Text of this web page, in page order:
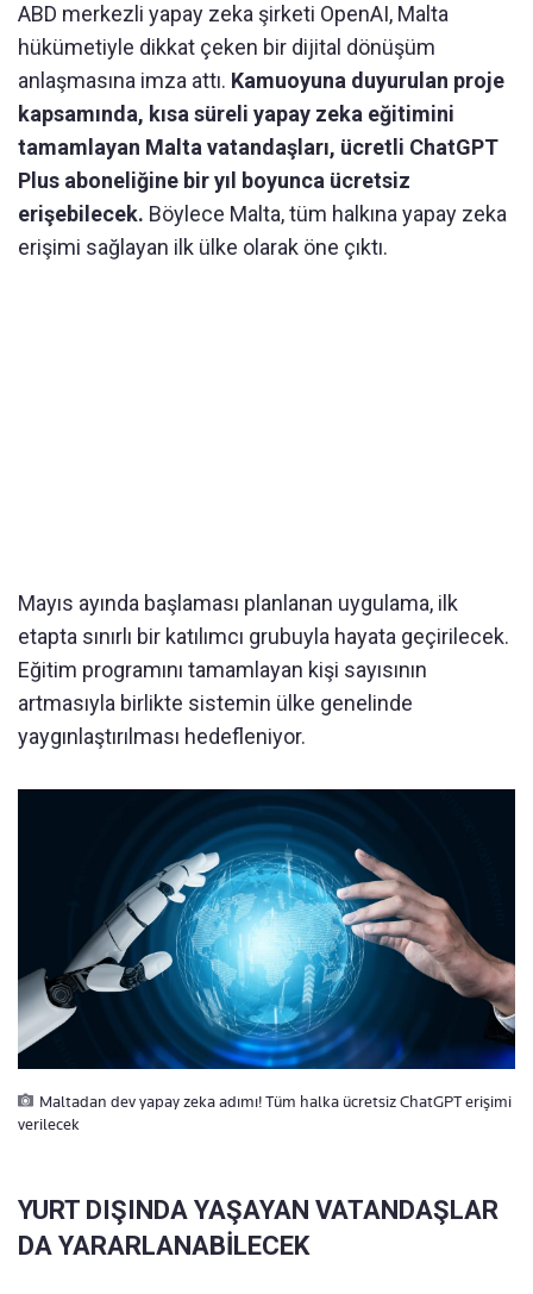
ABD merkezli yapay zeka şirketi OpenAI, Malta
hükümetiyle dikkat çeken bir dijital dönüşüm
anlaşmasına imza attı. Kamuoyuna duyurulan proje
kapsamında, kısa süreli yapay zeka eğitimini
tamamlayan Malta vatandaşları, ücretli ChatGPT
Plus aboneliğine bir yıl boyunca ücretsiz
erişebilecek. Böylece Malta, tüm halkına yapay zeka
erişimi sağlayan ilk ülke olarak öne çıktı.
Mayıs ayında başlaması planlanan uygulama, ilk
etapta sınırlı bir katılımcı grubuyla hayata geçirilecek.
Eğitim programını tamamlayan kişi sayısının
artmasıyla birlikte sistemin ülke genelinde
yaygınlaştırılması hedefleniyor.
Maltadan dev yapay zeka adımı! Tüm halka ücretsiz ChatGPT erişimi
verilecek
YURT DIŞINDA YAŞAYAN VATANDAŞLAR
DA YARARLANABİLECEK